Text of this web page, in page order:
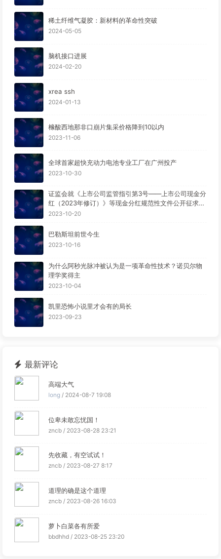
稀土纤维气凝胶：新材料的革命性突破
2024-05-05
脑机接口进展
2024-02-20
xrea ssh
2024-01-13
橼酸西地那非口崩片集采价格降到10以内
2023-11-06
全球首家超快充动力电池专业工厂在广州投产
2023-10-30
证监会就《上市公司监管指引第3号——上市公司现金分
红（2023年修订）》等现金分红规范性文件公开征求意
见。
2023-10-20
巴勒斯坦前世今生
2023-10-16
为什么阿秒光脉冲被认为是一项革命性技术？诺贝尔物
理学奖得主
2023-10-04
凯里恐怖小说里才会有的局长
2023-09-23
最新评论
高端大气
long/ 2024-08-7 19:08
位卑未敢忘忧国！
zncb / 2023-08-28 23:21
先收藏，有空试试！
zncb / 2023-08-27 8:17
道理的确是这个道理
zncb / 2023-08-26 16:03
萝卜白菜各有所爱
bbdhhd / 2023-08-25 23:20